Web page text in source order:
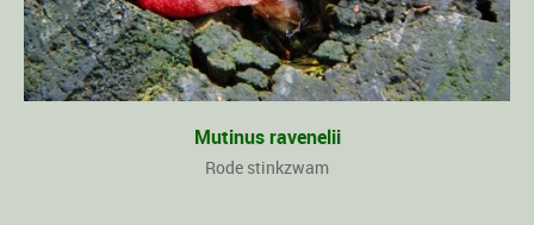
Mutinus ravenelii
Rode stinkzwam